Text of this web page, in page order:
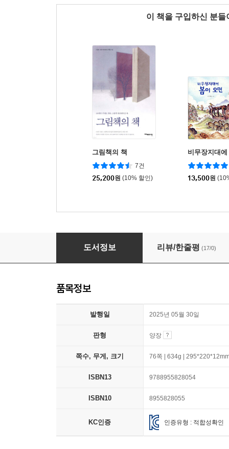
이 책을 구입하신 분
그림책의 책
7건
25,200원 (10% 할인)
비무장지대
13,500원
갈매기전
도서정보 리뷰/한줄평 (17/0)
품목정보
발행일 2025년 05월 30일
판형 양장
쪽수, 무게, 크기 76쪽 | 634g |
ISBN13 9788955828054
ISBN10 8955828055
KC인증 인증유형 : 적합성확인